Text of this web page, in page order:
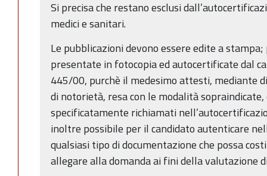
Si precisa che restano esclusi
medici e sanitari.
Le pubblicazioni devono essere edite a
presentate in fotocopia ed autocertificate dal
445/00, purchè il medesimo attesti, mediante
di notorietà, resa con le modalità
specificatamente richiamati
inoltre possibile per il candidato autenticare
qualsiasi tipo di documentazione che possa
allegare alla domanda ai fini della valutazione